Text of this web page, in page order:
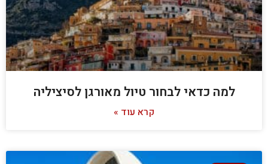
למה כדאי לבחור טיול מאורגן לסיציליה
קרא עוד »